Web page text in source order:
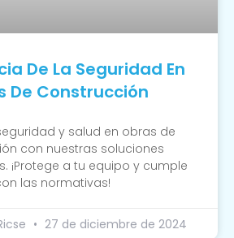
De La Seguridad En
De Construcción
y salud en obras de
con nuestras soluciones
¡Protege a tu equipo y cumple
las normativas!
27 de diciembre de 2024